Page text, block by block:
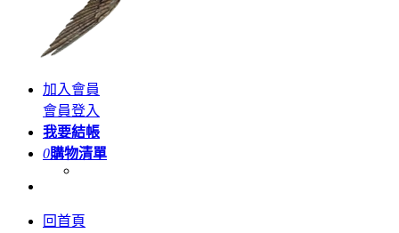
加入會員
會員登入
我要結帳
0購物清單
回首頁